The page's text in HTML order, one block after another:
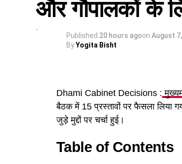
और गौपालकों के
Published 20 hours agoon August
ByYogita Bisht
Dhami Cabinet Decisions :
बैठक में 15 प्रस्तावों पर फैसला लिया
जुड़े मुद्दों पर चर्चा हुई।
Table of Contents